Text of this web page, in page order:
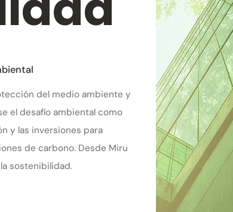
del medio ambiente y
el desafío ambiental como
y las inversiones para
de carbono. Desde Miru
sostenibilidad.